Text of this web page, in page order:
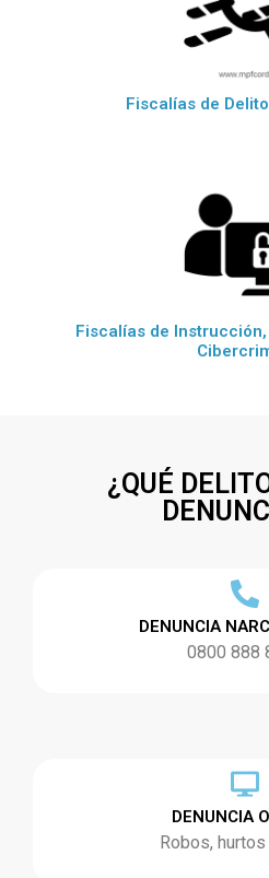
Fiscalías de
Fiscalías de
¿QUÉ
DENUNCIA
0800 888
DENUNCIA
Robos,